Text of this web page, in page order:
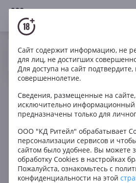
18+
Ваш город Москва ?
Вино Белое Игристое
Charles Heidsieck Brut Reserve
wooden box 3.0l
Сайт содержит информацию, не
для лиц, не достигших
Для доступа на сайт подтвердите,
совершеннолетие.
Сведения, размещенные на сайте,
исключительно информационный
предназначены только для
ООО "КД Ритейл" обрабатывает
персонализации сервисов и
сайтом было удобнее. Вы можете
обработку Cookies в настройках
Пожалуйста, ознакомьтесь с
конфиденциальности на этой